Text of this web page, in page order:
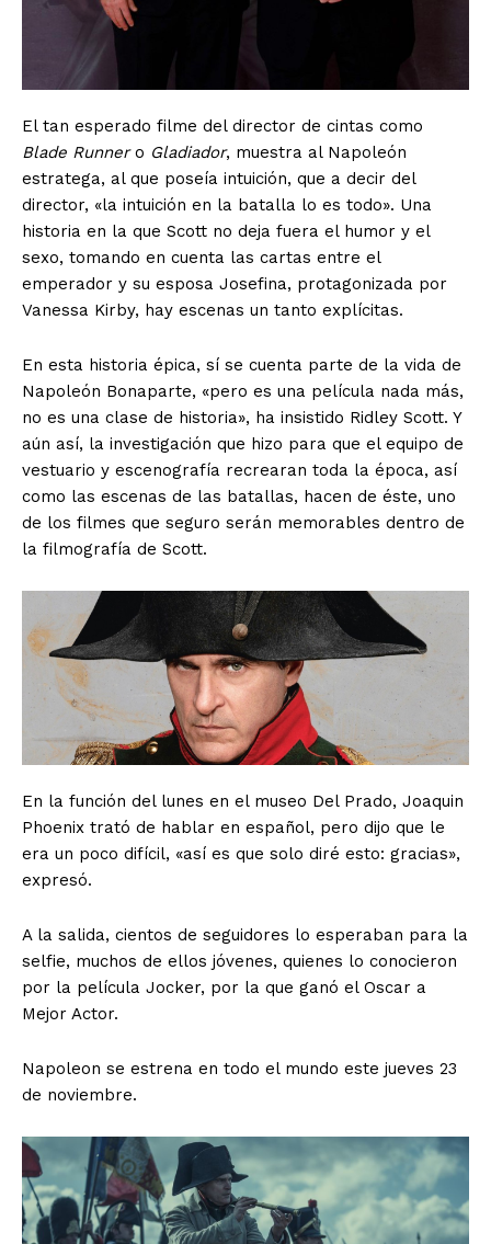
El Suplemento
Aguascalientes Baja California
Baja California Sur Campeche
Chiapas
Chihuahua
Ciudad de México Coahuila
Colima Durango Estado de México
El tan esperado filme del director de cintas como
Blade Runnero Gladiador, muestra al Napoleón
estratega, al que poseía intuición, que a decir del
director, «la intuición en la batalla lo es todo». Una
historia en la que Scott no deja fuera el humor y el
sexo, tomando en cuenta las cartas entre el
emperador y su esposa Josefina, protagonizada por
Vanessa Kirby, hay escenas un tanto explícitas.
En esta historia épica, sí se cuenta parte de la vida de
Napoleón Bonaparte, «pero es una película nada más,
no es una clase de historia», ha insistido Ridley Scott. Y
aún así, la investigación que hizo para que el equipo de
vestuario y escenografía recrearan toda la época, así
como las escenas de las batallas, hacen de éste, uno
de los filmes que seguro serán memorables dentro de
la filmografía de Scott.
En la función del lunes en el museo Del Prado, Joaquin
Phoenix trató de hablar en español, pero dijo que le
era un poco difícil, «así es que solo diré esto: gracias»,
expresó.
A la salida, cientos de seguidores lo esperaban para la
selfie, muchos de ellos jóvenes, quienes lo conocieron
por la película Jocker, por la que ganó el Oscar a
Mejor Actor.
Napoleon se estrena en todo el mundo este jueves 23
de noviembre.